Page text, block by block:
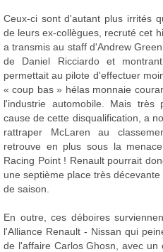
Ceux-ci sont d'autant plus irrités
de leurs ex-collègues, recruté cet
a transmis au staff d'Andrew
de Daniel Ricciardo et
permettait au pilote d'effectuer
« coup bas » hélas monnaie
l'industrie automobile. Mais très
cause de cette disqualification, a
rattraper McLaren au
retrouve en plus sous la
Racing Point ! Renault pourrait
une septième place très
de saison.
En outre, ces déboires
l'Alliance Renault - Nissan qui
de l'affaire Carlos Ghosn, avec